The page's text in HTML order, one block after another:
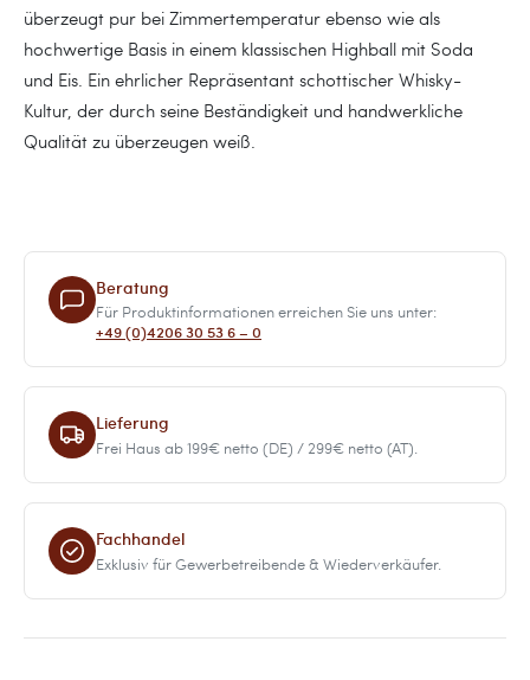
überzeugt pur bei Zimmertemperatur ebenso wie als
hochwertige Basis in einem klassischen Highball mit Soda
und Eis. Ein ehrlicher Repräsentant schottischer Whisky-
Kultur, der durch seine Beständigkeit und handwerkliche
Qualität zu überzeugen weiß.
Beratung
Für Produktinformationen erreichen Sie uns unter:
+49 (0)4206 30 53 6 – 0
Lieferung
Frei Haus ab 199€ netto (DE) / 299€ netto (AT).
Fachhandel
Exklusiv für Gewerbetreibende & Wiederverkäufer.